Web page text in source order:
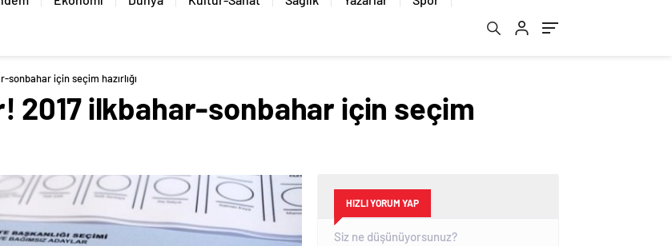
sonbahar için seçim hazırlığı
2017 ilkbahar-sonbahar için seçim
HIZLI YORUM YAP